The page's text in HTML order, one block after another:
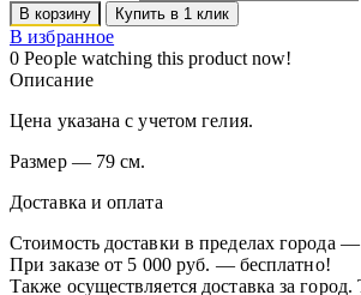
В корзину Купить в 1 клик
В избранное
0 People watching this product now!
Описание
Цена указана с учетом гелия.
Размер — 79 см.
Доставка и оплата
Стоимость доставки в пределах города
При заказе от 5 000 руб. — бесплатно!
Также осуществляется доставка за